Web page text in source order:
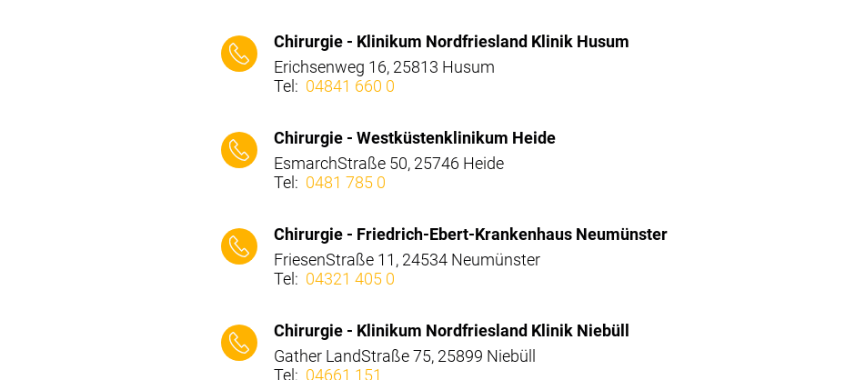
Chirurgie - Klinikum Nordfriesland Klinik Husum
Erichsenweg 16, 25813 Husum
Tel: 04841 660 0
Chirurgie - Westküstenklinikum Heide
EsmarchStraße 50, 25746 Heide
Tel: 0481 785 0
Chirurgie - Friedrich-Ebert-Krankenhaus Neumünster
FriesenStraße 11, 24534 Neumünster
Tel: 04321 405 0
Chirurgie - Klinikum Nordfriesland Klinik Niebüll
Gather LandStraße 75, 25899 Niebüll
Tel: 04661 151